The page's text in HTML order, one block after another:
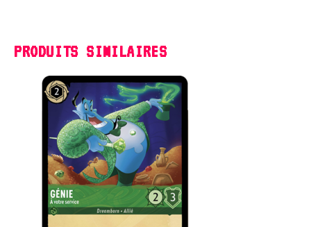
PRODUITS SIMILAIRES